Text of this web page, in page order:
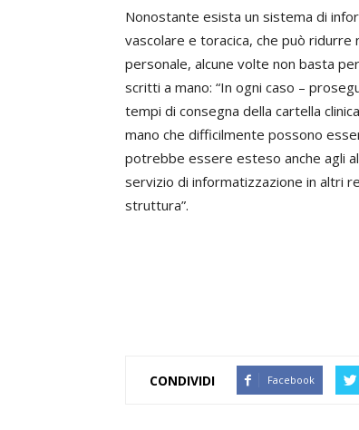
Nonostante esista un sistema di
vascolare e toracica, che può
personale, alcune volte non basta
scritti a mano: “In ogni caso –
tempi di consegna della cartella
mano che difficilmente possono
potrebbe essere esteso anche agli
servizio di informatizzazione in altri
struttura”.
CONDIVIDI Facebook